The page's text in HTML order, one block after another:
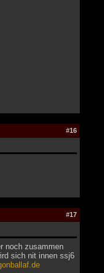
#16
#17
noch zusammen
sich nit innen ssj6